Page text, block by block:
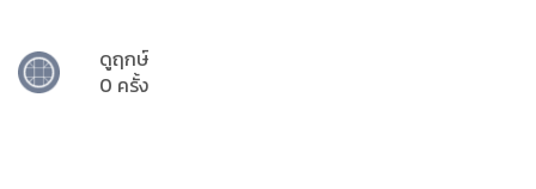
ดูฤกษ์
0 ครั้ง